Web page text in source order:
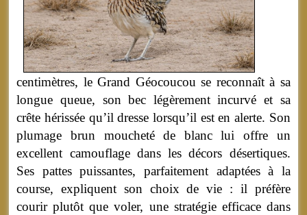
centimètres, le Grand Géocoucou se reconnaît à sa
longue queue, son bec légèrement incurvé et sa
crête hérissée qu’il dresse lorsqu’il est en alerte. Son
plumage brun moucheté de blanc lui offre un
excellent camouflage dans les décors désertiques.
Ses pattes puissantes, parfaitement adaptées à la
course, expliquent son choix de vie : il préfère
courir plutôt que voler, une stratégie efficace dans